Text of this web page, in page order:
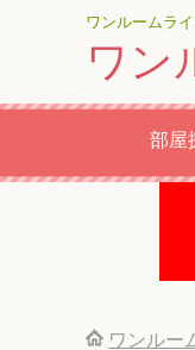
ワンルームラ
ワン
部屋
ワンルー